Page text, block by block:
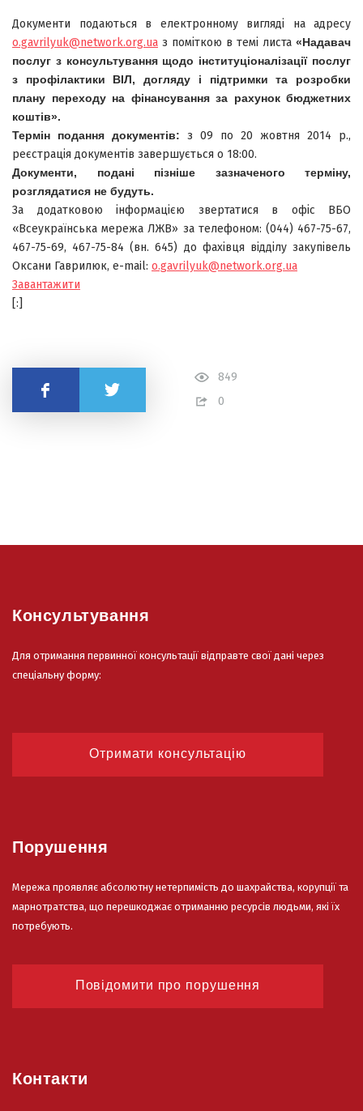
Документи подаються в електронному вигляді на адресу
o.gavrilyuk@network.org.ua з поміткою в темі листа «Надавач
послуг з консультування щодо інституціоналізації послуг
з профілактики ВІЛ, догляду і підтримки та розробки
плану переходу на фінансування за рахунок бюджетних
коштів».
Термін подання документів: з 09 по 20 жовтня 2014 р.,
реєстрація документів завершується о 18:00.
Документи, подані пізніше зазначеного терміну,
розглядатися не будуть.
За додатковою інформацією звертатися в офіс ВБО
«Всеукраїнська мережа ЛЖВ» за телефоном: (044) 467-75-67,
467-75-69, 467-75-84 (вн. 645) до фахівця відділу закупівель
Оксани Гаврилюк, е-mail: o.gavrilyuk@network.org.ua
Завантажити
[:]
849
0
Поділитись
Консультування
Для отримання первинної консультації відправте свої дані через
спеціальну форму:
Отримати консультацію
Порушення
Мережа проявляє абсолютну нетерпимість до шахрайства, корупції та
марнотратства, що перешкоджає отриманню ресурсів людьми, які їх
потребують.
Повідомити про порушення
Контакти